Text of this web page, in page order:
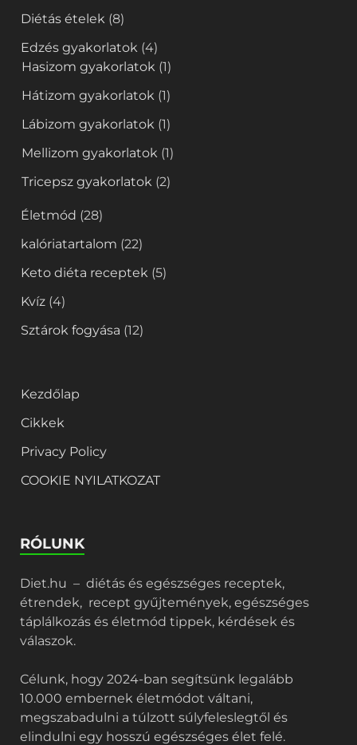
Diétás ételek (8)
Edzés gyakorlatok (4)
Hasizom gyakorlatok (1)
Hátizom gyakorlatok (1)
Lábizom gyakorlatok (1)
Mellizom gyakorlatok (1)
Tricepsz gyakorlatok (2)
Életmód (28)
kalóriatartalom (22)
Keto diéta receptek (5)
Kvíz (4)
Sztárok fogyása (12)
Kezdőlap
Cikkek
Privacy Policy
COOKIE NYILATKOZAT
RÓLUNK
Diet.hu – diétás és egészséges receptek,
étrendek, recept gyűjtemények, egészséges
táplálkozás és életmód tippek, kérdések és
válaszok.
Célunk, hogy 2024-ban segítsünk legalább
10.000 embernek életmódot váltani,
megszabadulni a túlzott súlyfeleslegtől és
elindulni egy hosszú egészséges élet felé.